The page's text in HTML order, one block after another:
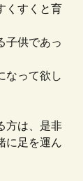
くすくと育
子供であっ
なって欲し
方は、是非
に足を運ん